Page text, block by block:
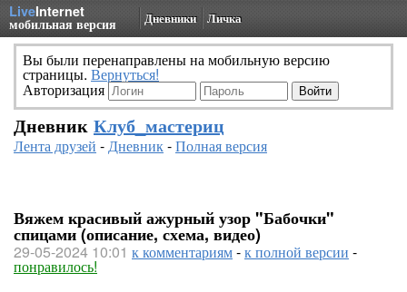
LiveInternet
мобильная версия Дневники Личка
Вы были перенаправлены на мобильную версию
страницы. Вернуться!
Авторизация
Дневник Клуб_мастериц
Лента друзей -Дневник-Полная версия
Вяжем красивый ажурный узор "Бабочки"
спицами (описание, схема, видео)
29-05-2024 10:01 к комментариям-к полной версии -
понравилось!